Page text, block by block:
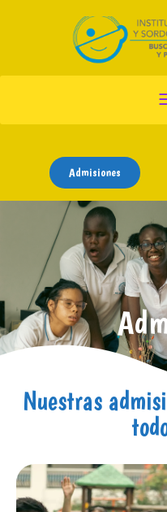
Programas
Admisiones
Admisiones
Nuestras